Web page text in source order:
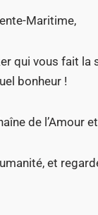
Maritime,
qui vous fait la
bonheur !
de l’Amour
et